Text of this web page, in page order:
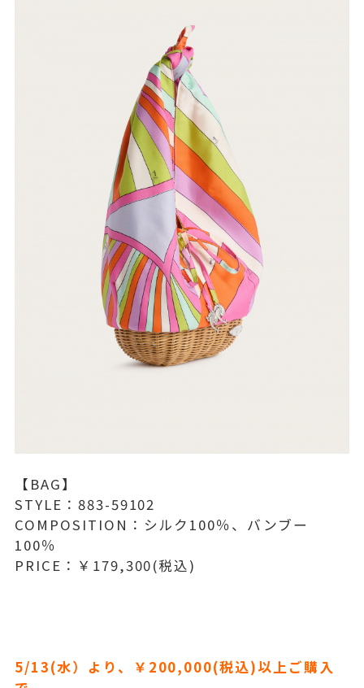
【BAG】
STYLE：883-59102
COMPOSITION：シルク100％、バンブー
100％
PRICE：￥179,300(税込)
5/13(水）より、￥200,000(税込)以上ご購入